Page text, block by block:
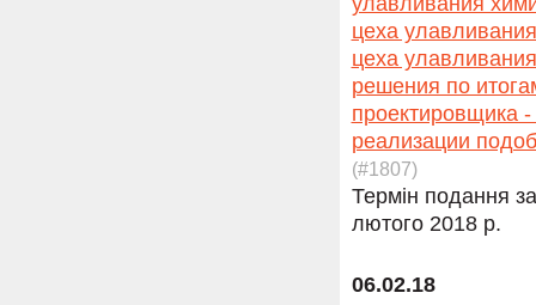
цеха
цеха
решения по
проектировщика
реализации
(#1807)
Термін подання
лютого 2018 р.
06.02.18